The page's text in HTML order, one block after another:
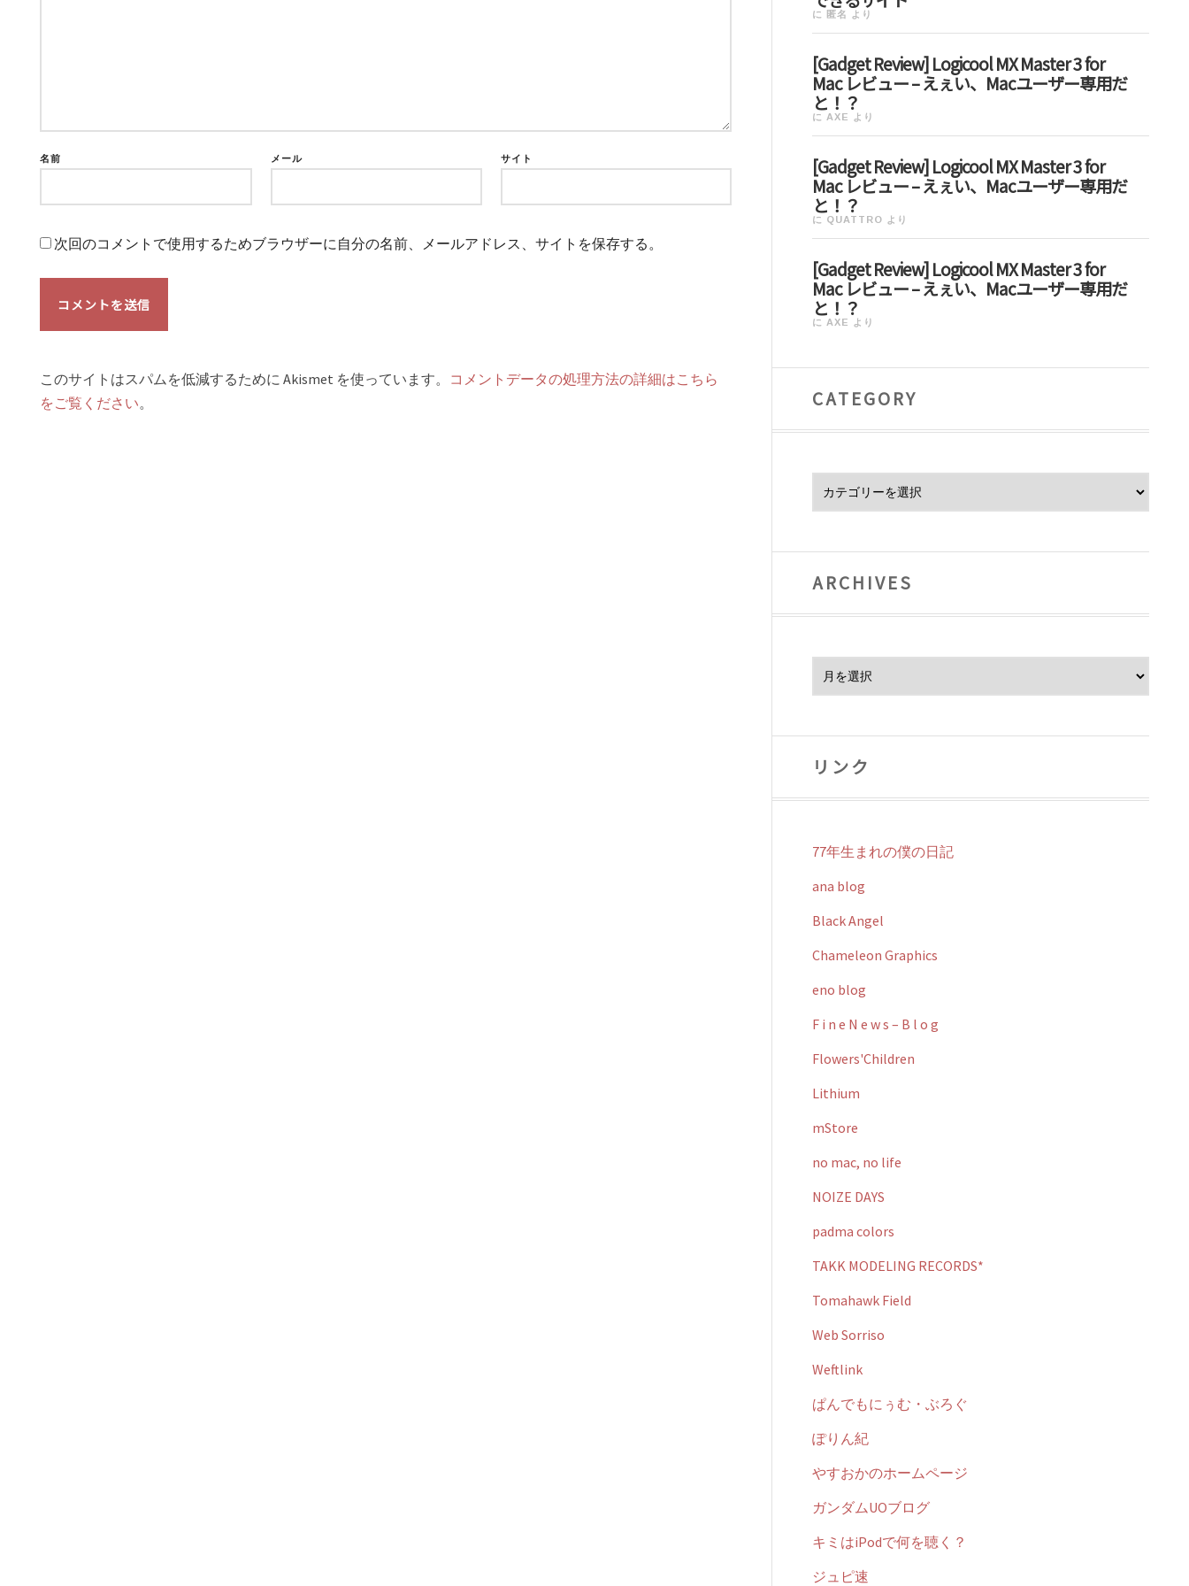
名前 メール サイト
次回のコメントで使用するためブラウザーに自分の名前、メールアドレス、サイトを保存する。
このサイトはスパムを低減するために Akismet を使っています。 コメントデータの処理方法の詳細はこちら
をご覧ください。
に 匿名 より
[Gadget Review] Logicool MX Master 3 for
Mac レビュー – えぇい、Macユーザー専用だ
と！？
に AXE より
[Gadget Review] Logicool MX Master 3 for
Mac レビュー – えぇい、Macユーザー専用だ
と！？
に QUATTRO より
[Gadget Review] Logicool MX Master 3 for
Mac レビュー – えぇい、Macユーザー専用だ
と！？
に AXE より
CATEGORY
ARCHIVES
リンク
77年生まれの僕の日記
ana blog
Black Angel
Chameleon Graphics
eno blog
F i n e N e w s – B l o g
Flowers'Children
Lithium
mStore
no mac, no life
NOIZE DAYS
padma colors
TAKK MODELING RECORDS*
Tomahawk Field
Web Sorriso
Weftlink
ぱんでもにぅむ・ぶろぐ
ぽりん紀
やすおかのホームページ
ガンダムUOブログ
キミはiPodで何を聴く？
ジュピ速